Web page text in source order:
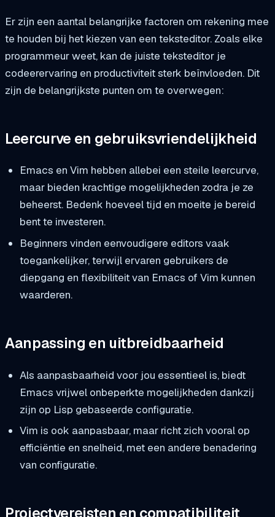
Er zijn een aantal belangrijke factoren om rekening mee
te houden bij het kiezen van een teksteditor. Zoals elke
programmeur weet, kan de juiste teksteditor je
codeerervaring en productiviteit sterk beïnvloeden. Dit
zijn de belangrijkste punten om te overwegen:
Leercurve en gebruiksvriendelijkheid
Emacs en Vim hebben allebei een steile leercurve,
maar bieden krachtige mogelijkheden zodra je ze
beheerst. Bedenk hoeveel tijd en moeite je bereid
bent te investeren.
Beginners vinden eenvoudigere editors vaak
toegankelijker, terwijl ervaren gebruikers de
diepgang en flexibiliteit van Emacs of Vim kunnen
waarderen.
Aanpassing en uitbreidbaarheid
Als aanpasbaarheid voor jou essentieel is, biedt
Emacs vrijwel onbeperkte mogelijkheden dankzij
zijn op Lisp gebaseerde configuratie.
Vim is ook aanpasbaar, maar richt zich vooral op
efficiëntie en snelheid, met een andere benadering
van configuratie.
Projectvereisten en compatibiliteit